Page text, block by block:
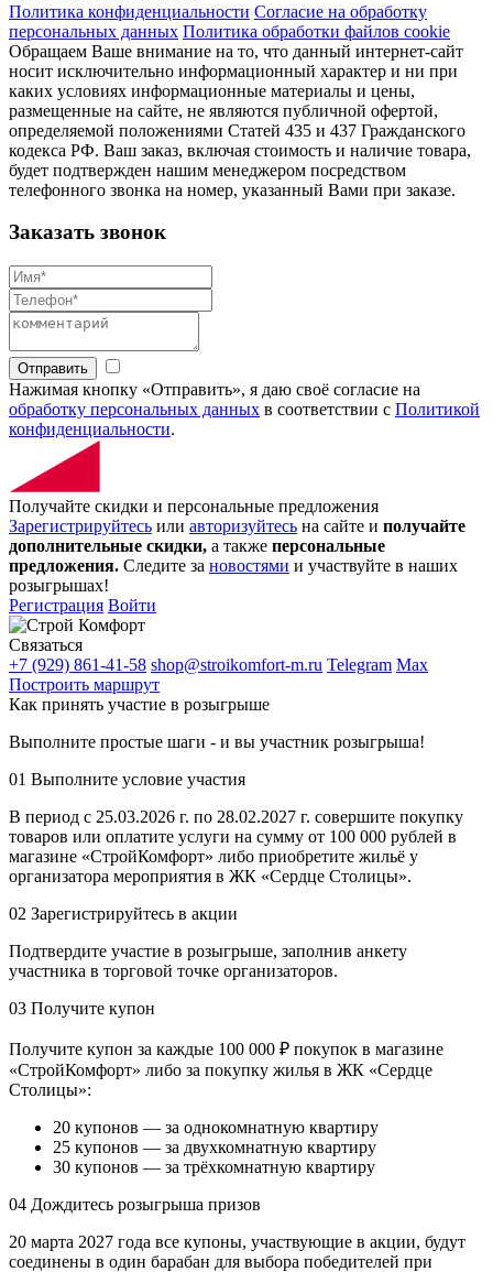
Политика конфиденциальности Согласие на обработку
персональных данных Политика обработки файлов cookie
Обращаем Ваше внимание на то, что данный интернет-сайт
носит исключительно информационный характер и ни при
каких условиях информационные материалы и цены,
размещенные на сайте, не являются публичной офертой,
определяемой положениями Статей 435 и 437 Гражданского
кодекса РФ. Ваш заказ, включая стоимость и наличие товара,
будет подтвержден нашим менеджером посредством
телефонного звонка на номер, указанный Вами при заказе.
Заказать звонок
Отправить
Нажимая кнопку «Отправить», я даю своё согласие на
обработку персональных данных в соответствии с Политикой
конфиденциальности.
Получайте скидки и персональные предложения
Зарегистрируйтесь или авторизуйтесь на сайте и получайте
дополнительные скидки, а также персональные
предложения. Следите за новостями и участвуйте в наших
розыгрышах!
Регистрация Войти
Связаться
+7 (929) 861-41-58 shop@stroikomfort-m.ru Telegram Max
Построить маршрут
Как принять участие в розыгрыше
Выполните простые шаги - и вы участник розыгрыша!
01 Выполните условие участия
В период с 25.03.2026 г. по 28.02.2027 г. совершите покупку
товаров или оплатите услуги на сумму от 100 000 рублей в
магазине «СтройКомфорт» либо приобретите жильё у
организатора мероприятия в ЖК «Сердце Столицы».
02 Зарегистрируйтесь в акции
Подтвердите участие в розыгрыше, заполнив анкету
участника в торговой точке организаторов.
03 Получите купон
Получите купон за каждые 100 000 ₽ покупок в магазине
«СтройКомфорт» либо за покупку жилья в ЖК «Сердце
Столицы»:
20 купонов — за однокомнатную квартиру
25 купонов — за двухкомнатную квартиру
30 купонов — за трёхкомнатную квартиру
04 Дождитесь розыгрыша призов
20 марта 2027 года все купоны, участвующие в акции, будут
соединены в один барабан для выбора победителей при